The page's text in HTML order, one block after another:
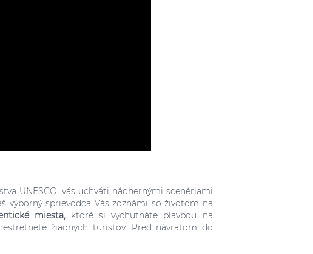
UNESCO, vás uchváti nádhernými scenériami
výborný sprievodca Vás zoznámi so životom na
miesta, ktoré si vychutnáte plavbou na
žiadnych turistov. Pred návratom do